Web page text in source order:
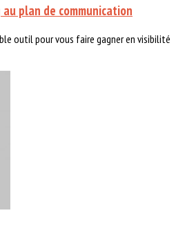
plan de communication
outil pour vous faire gagner en visibilité